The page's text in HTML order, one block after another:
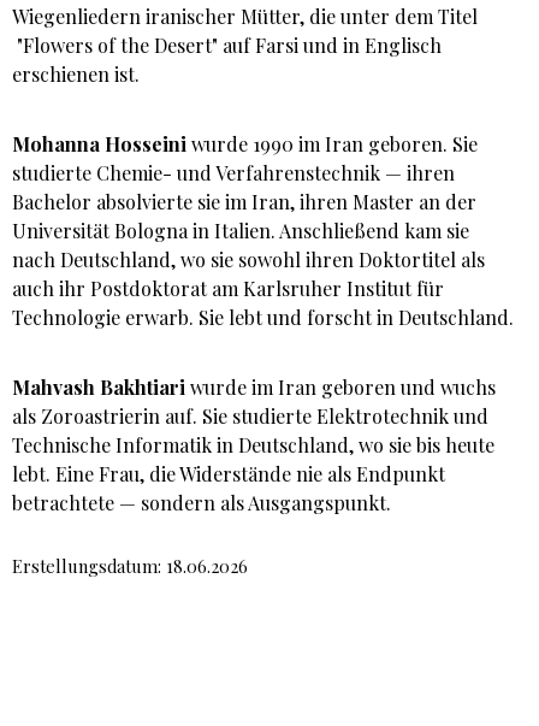
Wiegenliedern iranischer Mütter, die unter dem Titel
"Flowers of the Desert" auf Farsi und in Englisch
erschienen ist.
Mohanna Hosseiniwurde 1990 im Iran geboren. Sie
studierte Chemie- und Verfahrenstechnik — ihren
Bachelor absolvierte sie im Iran, ihren Master an der
Universität Bologna in Italien. Anschließend kam sie
nach Deutschland, wo sie sowohl ihren Doktortitel als
auch ihr Postdoktorat am Karlsruher Institut für
Technologie erwarb. Sie lebt und forscht in Deutschland.
Mahvash Bakhtiariwurde im Iran geboren und wuchs
als Zoroastrierin auf. Sie studierte Elektrotechnik und
Technische Informatik in Deutschland, wo sie bis heute
lebt. Eine Frau, die Widerstände nie als Endpunkt
betrachtete — sondern als Ausgangspunkt.
Erstellungsdatum: 18.06.2026